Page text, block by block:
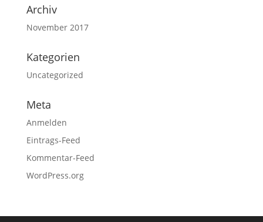
Archiv
November 2017
Kategorien
Uncategorized
Meta
Anmelden
Eintrags-Feed
Kommentar-Feed
WordPress.org